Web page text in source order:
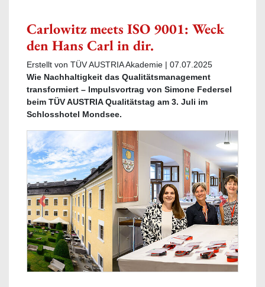
Carlowitz meets ISO 9001: Weck
den Hans Carl in dir.
Erstellt von TÜV AUSTRIA Akademie | 07.07.2025
Wie Nachhaltigkeit das Qualitätsmanagement
transformiert – Impulsvortrag von Simone Federsel
beim TÜV AUSTRIA Qualitätstag am 3. Juli im
Schlosshotel Mondsee.
Previous Next